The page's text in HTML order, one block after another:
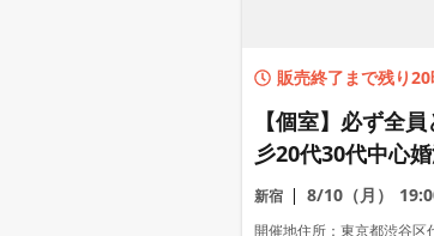
販売終了まで残り20
【個室】必ず全
彡20代30代中心
ー～真剣な出会い
新宿 8/10（月）
開催地住所：東京都渋谷